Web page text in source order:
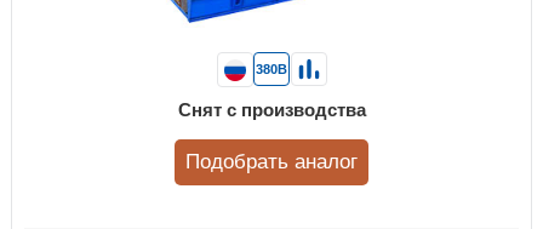
380В
Снят с производства
Подобрать аналог